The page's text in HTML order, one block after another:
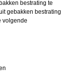
bestrating te
gebakken bestrating
volgende